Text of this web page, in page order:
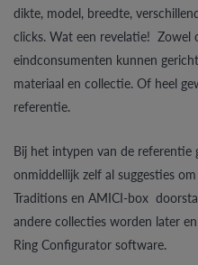
dikte, model, breedte,
clicks. Wat een revelatie! Zowel
eindconsumenten kunnen
materiaal en collectie. Of heel
referentie.
Bij het intypen van de referentie
onmiddellijk zelf al suggesties
Traditions en AMICI-box
andere collecties worden later
Ring Configurator software.